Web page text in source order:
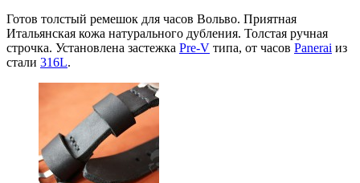
Готов толстый ремешок для часов Вольво. Приятная
Итальянская кожа натурального дубления. Толстая ручная
строчка. Установлена застежка Pre-V типа, от часов Panerai из
стали 316L.